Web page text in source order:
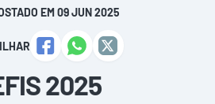
EM 09 JUN 2025
2025